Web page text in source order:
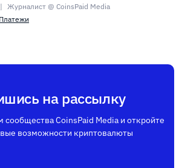
Журналист @ CoinsPaid Media
на рассылку
сообщества CoinsPaid Media и откройте
возможности криптовалюты